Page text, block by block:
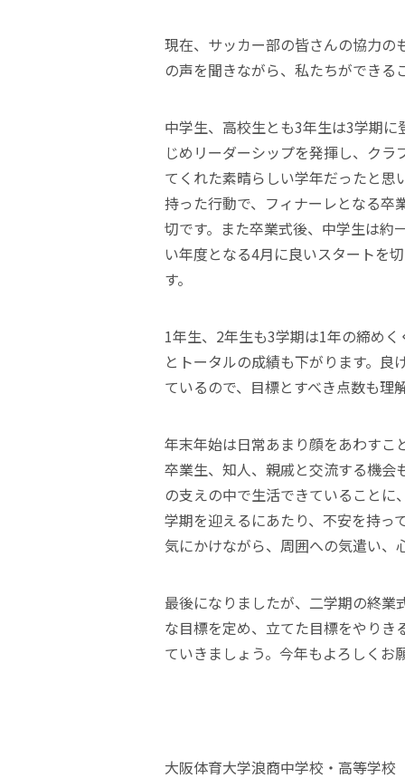
現在、サッカー部の皆さんの協力
の声を聞きながら、私たちができる
中学生、高校生とも3年生は3学期
じめリーダーシップを発揮し、ク
てくれた素晴らしい学年だったと
持った行動で、フィナーレとなる卒
切です。また卒業式後、中学生は約
い年度となる4月に良いスタートを
す。
1年生、2年生も3学期は1年の締め
とトータルの成績も下がります。
ているので、目標とすべき点数も理
年末年始は日常あまり顔をあわすこ
卒業生、知人、親戚と交流する機
の支えの中で生活できていること
学期を迎えるにあたり、不安を持っ
気にかけながら、周囲への気遣い、
最後になりましたが、二学期の終
な目標を定め、立てた目標をやり
ていきましょう。今年もよろしくお
大阪体育大学浪商中学校・高等